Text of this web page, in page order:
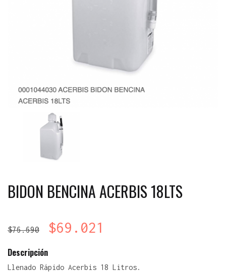
BIDON BENCINA ACERBIS 18LTS
$76.690 $69.021
Descripción
Llenado Rápido Acerbis 18 Litros.